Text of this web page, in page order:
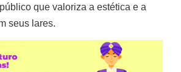
que valoriza a estética e a
seus lares.